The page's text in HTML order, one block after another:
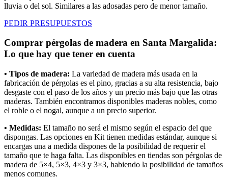
lluvia o del sol. Similares a las adosadas pero de menor tamaño.
PEDIR PRESUPUESTOS
Comprar pérgolas de madera en Santa Margalida:
Lo que hay que tener en cuenta
• Tipos de madera: La variedad de madera más usada en la
fabricación de pérgolas es el pino, gracias a su alta resistencia, bajo
desgaste con el paso de los años y un precio más bajo que las otras
maderas. También encontramos disponibles maderas nobles, como
el roble o el nogal, aunque a un precio superior.
• Medidas: El tamaño no será el mismo según el espacio del que
dispongas. Las opciones en Kit tienen medidas estándar, aunque si
encargas una a medida dispones de la posibilidad de requerir el
tamaño que te haga falta. Las disponibles en tiendas son pérgolas de
madera de 5×4, 5×3, 4×3 y 3×3, habiendo la posibilidad de tamaños
menos comunes.